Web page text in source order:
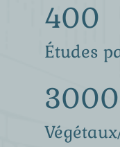
400
Études
3000